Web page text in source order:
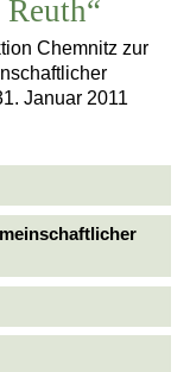
Chemnitz zur
Januar 2011